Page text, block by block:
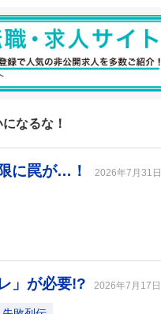
なるな！
に罠が…！ 2026年7月31日
」が必要!? 2026年7月17日